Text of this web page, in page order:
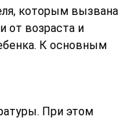
которым вызвана
от возраста и
К основным
При этом